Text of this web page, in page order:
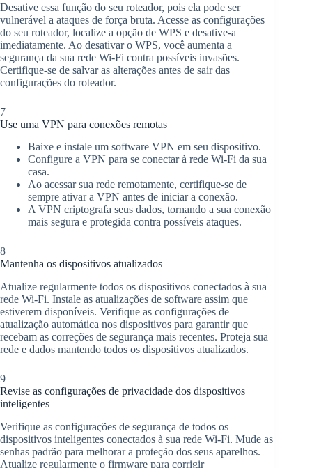
Desative essa função do seu roteador, pois ela pode ser
vulnerável a ataques de força bruta. Acesse as configurações
do seu roteador, localize a opção de WPS e desative-a
imediatamente. Ao desativar o WPS, você aumenta a
segurança da sua rede Wi-Fi contra possíveis invasões.
Certifique-se de salvar as alterações antes de sair das
configurações do roteador.
7
Use uma VPN para conexões remotas
Baixe e instale um software VPN em seu dispositivo.
Configure a VPN para se conectar à rede Wi-Fi da sua
casa.
Ao acessar sua rede remotamente, certifique-se de
sempre ativar a VPN antes de iniciar a conexão.
A VPN criptografa seus dados, tornando a sua conexão
mais segura e protegida contra possíveis ataques.
8
Mantenha os dispositivos atualizados
Atualize regularmente todos os dispositivos conectados à sua
rede Wi-Fi. Instale as atualizações de software assim que
estiverem disponíveis. Verifique as configurações de
atualização automática nos dispositivos para garantir que
recebam as correções de segurança mais recentes. Proteja sua
rede e dados mantendo todos os dispositivos atualizados.
9
Revise as configurações de privacidade dos dispositivos
inteligentes
Verifique as configurações de segurança de todos os
dispositivos inteligentes conectados à sua rede Wi-Fi. Mude as
senhas padrão para melhorar a proteção dos seus aparelhos.
Atualize regularmente o firmware para corrigir